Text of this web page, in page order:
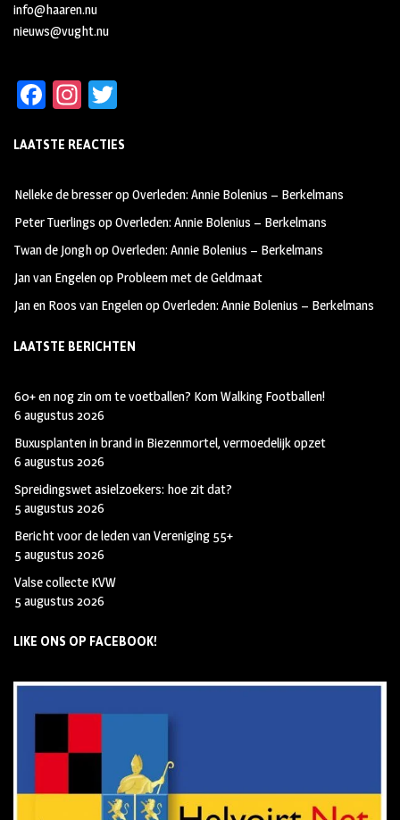
info@haaren.nu
nieuws@vught.nu
Fa
b
oo
k
In
ag
m
tt
LAATSTE REACTIES
Nelleke de bresseropOverleden: Annie Bolenius – Berkelmans
Peter Tuerlings opOverleden: Annie Bolenius – Berkelmans
Twan de JonghopOverleden: Annie Bolenius – Berkelmans
Jan van Engelenop Probleem met de Geldmaat
Jan en Roos van EngelenopOverleden: Annie Bolenius – Berkelmans
LAATSTE BERICHTEN
60+ en nog zin om te voetballen? Kom Walking Footballen!
6 augustus 2026
Buxusplanten in brand in Biezenmortel, vermoedelijk opzet
6 augustus 2026
Spreidingswet asielzoekers: hoe zit dat?
5 augustus 2026
Bericht voor de leden van Vereniging 55+
5 augustus 2026
Valse collecte KVW
5 augustus 2026
LIKE ONS OP FACEBOOK!